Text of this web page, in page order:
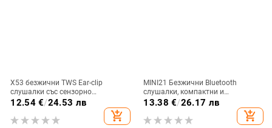
X53 безжични TWS Ear-clip
слушалки със сензорно
докосване, шумопотискане и
12.54€/24.53 лв
add_shopping_cart
MINI21 Безжични Bluetooth
слушалки, компактни и
невидими, едноухи за бягане и
спорт, висококачествен звук,
модел 2025
13.38 €/26.17 лв
add_shopping_cart